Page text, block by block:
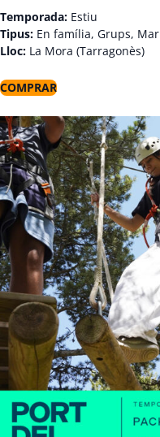
Temporada: Estiu
Tipus: En família, Grups, Mar
Lloc: La Mora (Tarragonès)
COMPRAR